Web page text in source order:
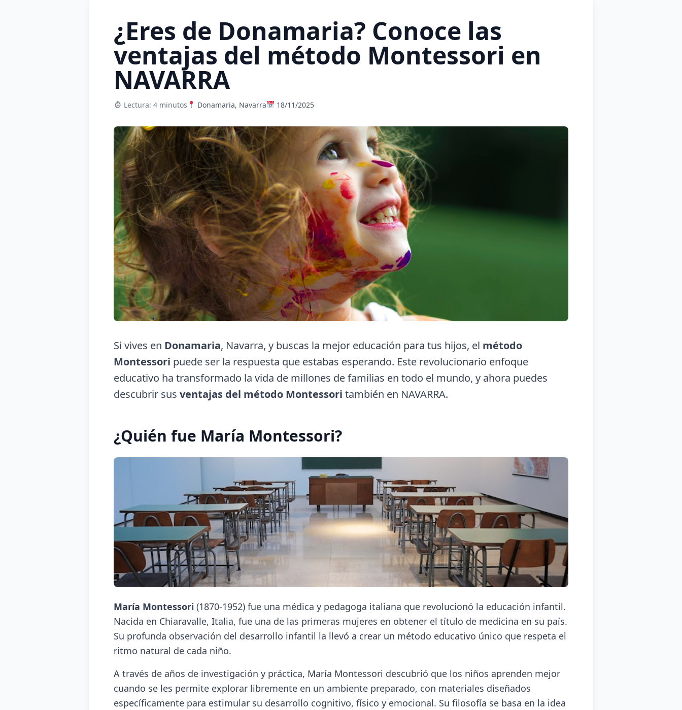
¿Eres de Donamaria? Conoce las
ventajas del método Montessori en
NAVARRA
Lectura: 4 minutos Donamaria, Navarra 18/11/2025
Si vives en Donamaria, Navarra, y buscas la mejor educación para tus hijos, el método
Montessori puede ser la respuesta que estabas esperando. Este revolucionario enfoque
educativo ha transformado la vida de millones de familias en todo el mundo, y ahora puedes
descubrir sus ventajas del método Montessori también en NAVARRA.
¿Quién fue María Montessori?
María Montessori (1870-1952) fue una médica y pedagoga italiana que revolucionó la educación infantil.
Nacida en Chiaravalle, Italia, fue una de las primeras mujeres en obtener el título de medicina en su país.
Su profunda observación del desarrollo infantil la llevó a crear un método educativo único que respeta el
ritmo natural de cada niño.
A través de años de investigación y práctica, María Montessori descubrió que los niños aprenden mejor
cuando se les permite explorar libremente en un ambiente preparado, con materiales diseñados
específicamente para estimular su desarrollo cognitivo, físico y emocional. Su filosofía se basa en la idea